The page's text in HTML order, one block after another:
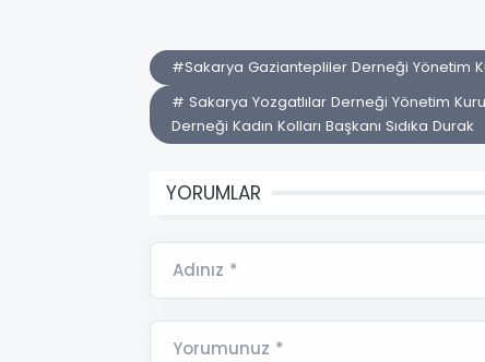
#Sakarya Gaziantepliler Derneği Yönetim
# Sakarya Yozgatlılar Derneği Yönetim
Derneği Kadın Kolları Başkanı Sıdıka Durak
YORUMLAR
Adınız *
Yorumunuz *